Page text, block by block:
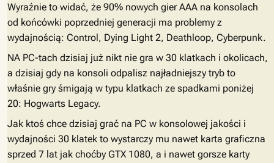
Wyraźnie to widać, że 90% nowych gier AAA na konsolach
od końcówki poprzedniej generacji ma problemy z
wydajnością: Control, Dying Light 2, Deathloop, Cyberpunk.
NA PC-tach dzisiaj już nikt nie gra w 30 klatkach i okolicach,
a dzisiaj gdy na konsoli odpalisz najładniejszy tryb to
właśnie gry śmigają w typu klatkach ze spadkami poniżej
20: Hogwarts Legacy.
Jak ktoś chce dzisiaj grać na PC w konsolowej jakości i
wydajności 30 klatek to wystarczy mu nawet karta graficzna
sprzed 7 lat jak choćby GTX 1080, a i nawet gorsze karty